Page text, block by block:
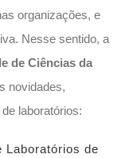
organizações, e
Nesse sentido, a
de Ciências da
novidades,
laboratórios:
Laboratórios de